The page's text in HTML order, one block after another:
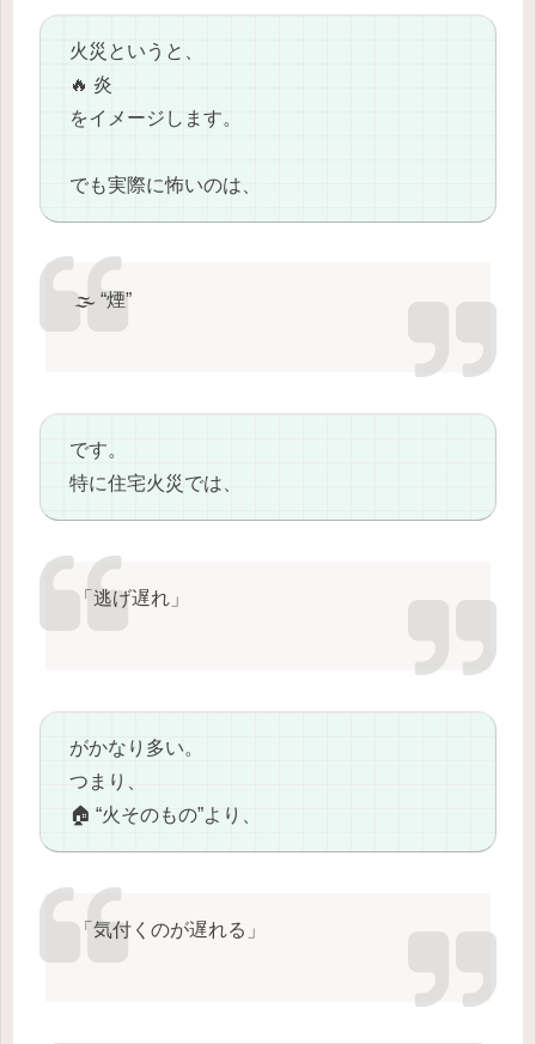
火災というと、
🔥 炎
をイメージします。
でも実際に怖いのは、
🌫️ “煙”
です。
特に住宅火災では、
「逃げ遅れ」
がかなり多い。
つまり、
🏠 “火そのもの”より、
「気付くのが遅れる」